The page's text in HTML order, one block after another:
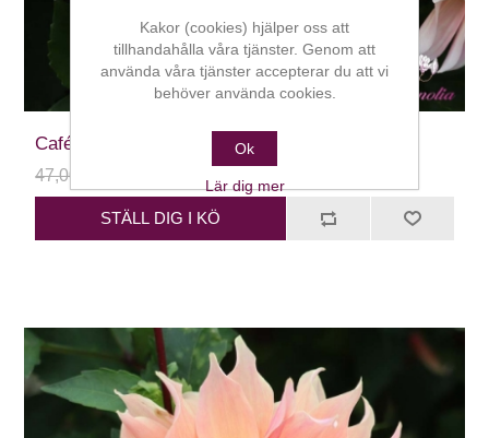
Café au Lait
47,00 kr
STÄLL DIG I KÖ
Kakor (cookies) hjälper oss att
tillhandahålla våra tjänster. Genom att
använda våra tjänster accepterar du att vi
behöver använda cookies.
Ok
Lär dig mer